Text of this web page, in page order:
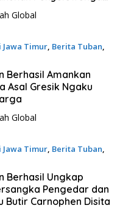
Global
Jawa Timur, Berita Tuban
Berhasil Amankan
Asal Gresik Ngaku
Global
Jawa Timur, Berita Tuban
Berhasil Ungkap
Pengedar dan
Butir Carnophen Disita